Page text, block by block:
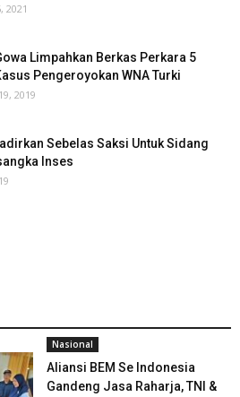
2021
Limpahkan Berkas Perkara 5
Pengeroyokan WNA Turki
2019
Sebelas Saksi Untuk Sidang
Inses
Nasional
Aliansi BEM Se Indonesia
Gandeng Jasa Raharja, TNI &